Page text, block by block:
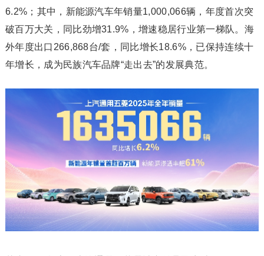
6.2%；其中，新能源汽车年销量1,000,066辆，年度首次突
破百万大关，同比劲增31.9%，增速稳居行业第一梯队。海
外年度出口266,868台/套，同比增长18.6%，已保持连续十
年增长，成为民族汽车品牌“走出去”的发展典范。